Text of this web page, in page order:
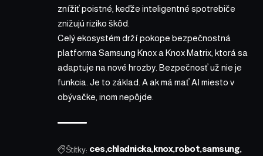
znížiť poistné, keďže inteligentné spotrebiče
znižujú riziko škôd.
Celý ekosystém drží pokope bezpečnostná
platforma Samsung Knox a Knox Matrix, ktorá sa
adaptuje na nové hrozby. Bezpečnosť už nie je
funkcia. Je to základ. A ak má mať AI miesto v
obývačke, inom nepôjde.
Štítky: ces chladnicka knox robot samsung